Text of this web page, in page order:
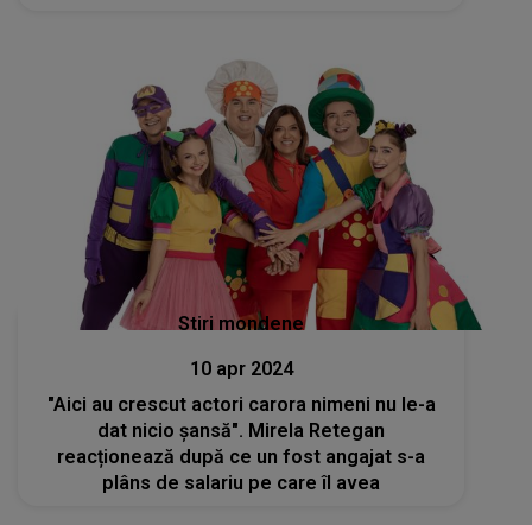
Stiri mondene
10 apr 2024
"Aici au crescut actori carora nimeni nu le-a
dat nicio șansă". Mirela Retegan
reacționează după ce un fost angajat s-a
plâns de salariu pe care îl avea